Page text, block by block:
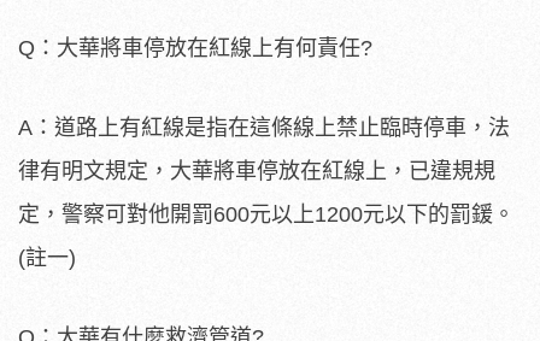
Q：大華將車停放在紅線上有何責任?
A：道路上有紅線是指在這條線上禁止臨時停車，法
律有明文規定，大華將車停放在紅線上，已違規規
定，警察可對他開罰600元以上1200元以下的罰鍰。
(註一)